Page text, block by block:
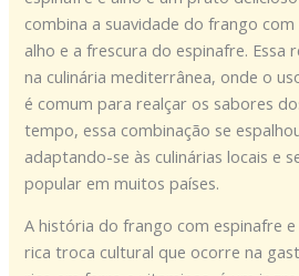
combina a suavidade do frango
alho e a frescura do espinafre. Essa
na culinária mediterrânea, onde o
é comum para realçar os sabores
tempo, essa combinação se
adaptando-se às culinárias locais e
popular em muitos países.
A história do frango com espinafre
rica troca cultural que ocorre na